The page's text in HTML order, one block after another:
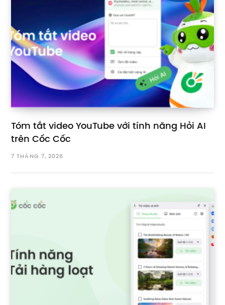
Tóm tắt video YouTube với tính năng Hỏi AI
trên Cốc Cốc
7 THÁNG 7, 2026